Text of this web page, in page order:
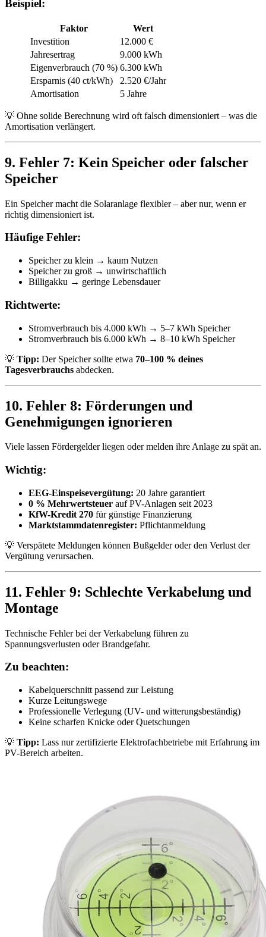
Beispiel:
Faktor
Wert
Investition
12.000 €
Jahresertrag
9.000 kWh
Eigenverbrauch (70 %) 6.300 kWh
Ersparnis (40 ct/kWh)
2.520 €/Jahr
Amortisation
5 Jahre
💡 Ohne solide Berechnung wird oft falsch dimensioniert – was die
Amortisation verlängert.
9. Fehler 7: Kein Speicher oder falscher
Speicher
Ein Speicher macht die Solaranlage flexibler – aber nur, wenn er
richtig dimensioniert ist.
Häufige Fehler:
Speicher zu klein → kaum Nutzen
Speicher zu groß → unwirtschaftlich
Billigakku → geringe Lebensdauer
Richtwerte:
Stromverbrauch bis 4.000 kWh → 5–7 kWh Speicher
Stromverbrauch bis 6.000 kWh → 8–10 kWh Speicher
💡 Tipp: Der Speicher sollte etwa 70–100 % deines
Tagesverbrauchs abdecken.
10. Fehler 8: Förderungen und
Genehmigungen ignorieren
Viele lassen Fördergelder liegen oder melden ihre Anlage zu spät an.
Wichtig:
EEG-Einspeisevergütung: 20 Jahre garantiert
0 % Mehrwertsteuer auf PV-Anlagen seit 2023
KfW-Kredit 270 für günstige Finanzierung
Marktstammdatenregister: Pflichtanmeldung
💡 Verspätete Meldungen können Bußgelder oder den Verlust der
Vergütung verursachen.
11. Fehler 9: Schlechte Verkabelung und
Montage
Technische Fehler bei der Verkabelung führen zu
Spannungsverlusten oder Brandgefahr.
Zu beachten:
Kabelquerschnitt passend zur Leistung
Kurze Leitungswege
Professionelle Verlegung (UV- und witterungsbeständig)
Keine scharfen Knicke oder Quetschungen
💡 Tipp: Lass nur zertifizierte Elektrofachbetriebe mit Erfahrung im
PV-Bereich arbeiten.